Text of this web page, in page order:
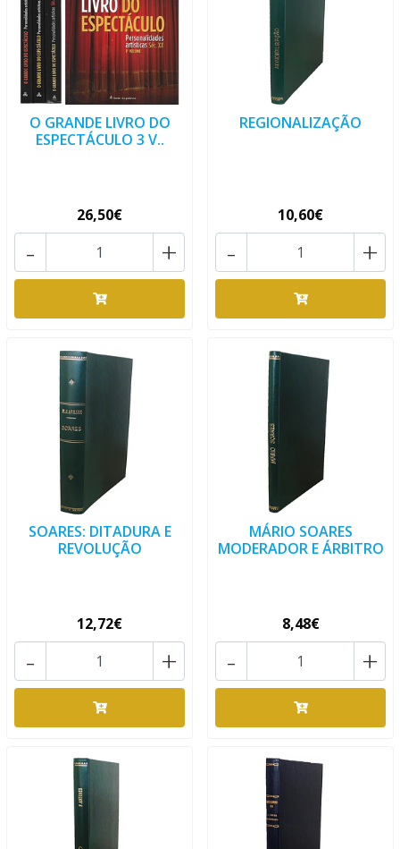
O GRANDE LIVRO DO
ESPECTÁCULO 3 V..
26,50€
+
-
REGIONALIZAÇÃO
10,60€
+
-
SOARES: DITADURA E
REVOLUÇÃO
12,72€
+
-
MÁRIO SOARES
MODERADOR E ÁRBITRO
8,48€
+
-